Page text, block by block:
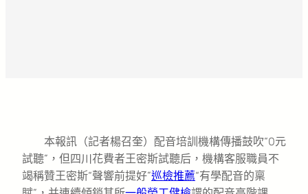
本報訊（記者楊召奎）配音培訓機構傳播鼓吹“0元
試聽”，但四川花費者王密斯試聽后，機構客服職員不
竭稱贊王密斯“聲響前提好”巡檢推薦“有學配音的稟